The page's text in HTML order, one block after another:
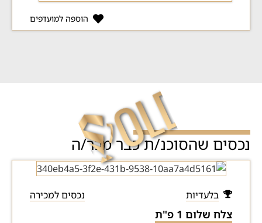
הוספה למועדפים
נכסים שהסוכנ/ת כבר מכר/ה
בלעדיות נכסים למכירה
צלח שלום 1 פ"ת